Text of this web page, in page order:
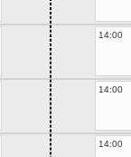
14:00
14:00
14:00